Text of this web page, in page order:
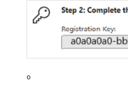
。